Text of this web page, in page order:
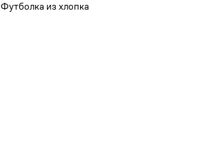
Футболка из хлопка